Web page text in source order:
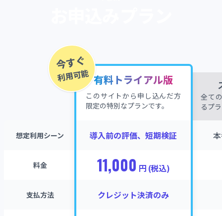
今すぐ
利用可能 有料トライアル版
このサイトから申し込んだ方
限定の特別なプランです。
全て
るプ
想定利用シーン 導入前の評価、短期検証
料金 11,000 円 (税込)
支払方法 クレジット決済のみ